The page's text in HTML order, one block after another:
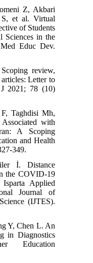
Z, Akbari
S, et al. Virtual
of Students
Sciences in the
Med Educ Dev.
review,
articles: Letter to
J 2021; 78 (10)
F, Taghdisi Mh,
Associated with
A Scoping
and Health
349.
İ. Distance
the COVID-19
Isparta Applied
Journal of
(IJTES).
Y, Chen L. An
in Diagnostics
Education